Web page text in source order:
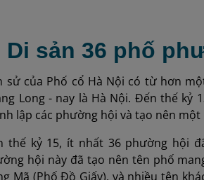
Di sản 36 phố
sử của Phố cổ Hà Nội có từ hơn
Long - nay là Hà Nội. Đến thế kỷ
lập các phường hội và tạo nên
thế kỷ 15, ít nhất 36 phường hội
hội này đã tạo nên tên phố
Mã (Phố Đồ Giấy), và nhiều tên